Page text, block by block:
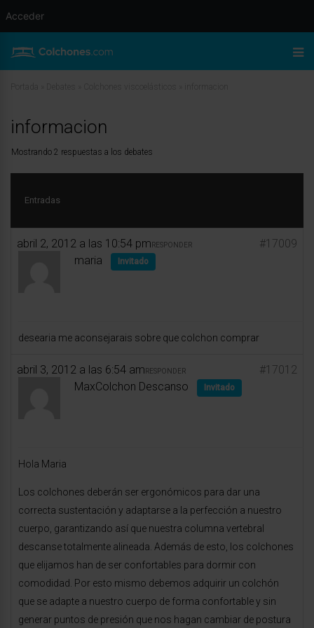
informacion
Mostrando 2 respuestas a los debates
Entradas
abril 2, 2012 a las 10:54 pm #17009
RESPONDER
maria Invitado
desearia me aconsejarais sobre que colchon comprar
abril 3, 2012 a las 6:54 am #17012
RESPONDER
MaxColchon Descanso Invitado
Hola Maria
Los colchones deberán ser ergonómicos para dar una
correcta sustentación y adaptarse a la perfección a nuestro
cuerpo, garantizando así que nuestra columna vertebral
descanse totalmente alineada. Además de esto, los colchones
que elijamos han de ser confortables para dormir con
comodidad. Por esto mismo debemos adquirir un colchón
que se adapte a nuestro cuerpo de forma confortable y sin
generar puntos de presión que nos hagan cambiar de postura
Acceder